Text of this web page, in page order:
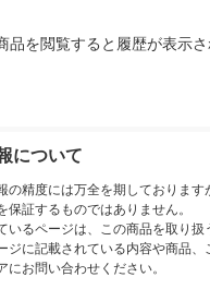
品を閲覧すると履歴が表示
について
の精度には万全を期しております
保証するものではありません。
いるページは、この商品を取り扱
ジに記載されている内容や商品、
にお問い合わせください。